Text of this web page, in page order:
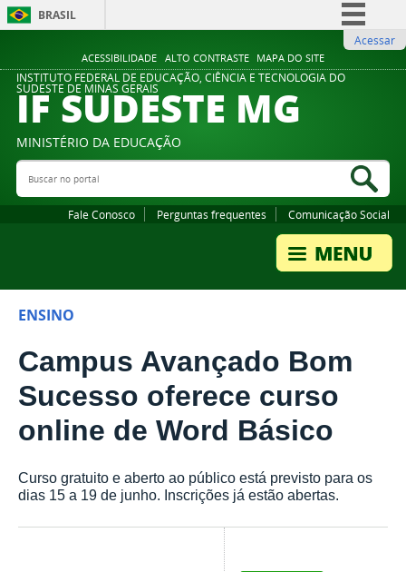
ACESSIBILIDADE ALTO CONTRASTE MAPA DO SITE
BRASIL
Comunica BR
Participe
Legislação
Acessar
INSTITUTO FEDERAL DE EDUCAÇÃO, CIÊNCIA E TECNOLOGIA DO
SUDESTE DE MINAS GERAIS
IF SUDESTE MG
MINISTÉRIO DA EDUCAÇÃO
Buscar no portal
Fale Conosco Perguntas frequentes Comunicação Social
ENSINO
Campus Avançado Bom
Sucesso oferece curso
online de Word Básico
Curso gratuito e aberto ao público está previsto para os
dias 15 a 19 de junho. Inscrições já estão abertas.